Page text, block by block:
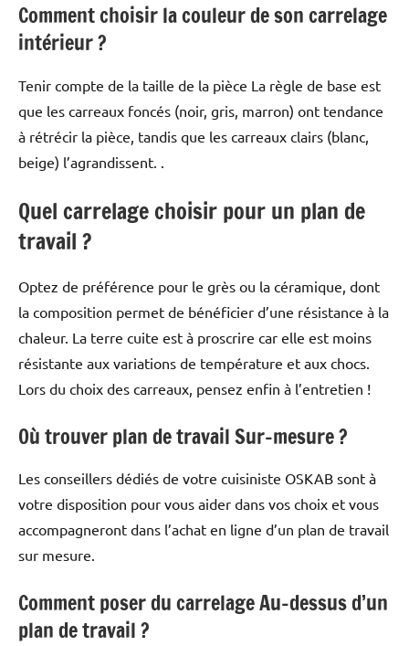
Comment choisir la couleur de son carrelage
intérieur ?
Tenir compte de la taille de la pièce La règle de base est
que les carreaux foncés (noir, gris, marron) ont tendance
à rétrécir la pièce, tandis que les carreaux clairs (blanc,
beige) l’agrandissent. .
Quel carrelage choisir pour un plan de
travail ?
Optez de préférence pour le grès ou la céramique, dont
la composition permet de bénéficier d’une résistance à la
chaleur. La terre cuite est à proscrire car elle est moins
résistante aux variations de température et aux chocs.
Lors du choix des carreaux, pensez enfin à l’entretien !
Où trouver plan de travail Sur-mesure ?
Les conseillers dédiés de votre cuisiniste OSKAB sont à
votre disposition pour vous aider dans vos choix et vous
accompagneront dans l’achat en ligne d’un plan de travail
sur mesure.
Comment poser du carrelage Au-dessus d’un
plan de travail ?